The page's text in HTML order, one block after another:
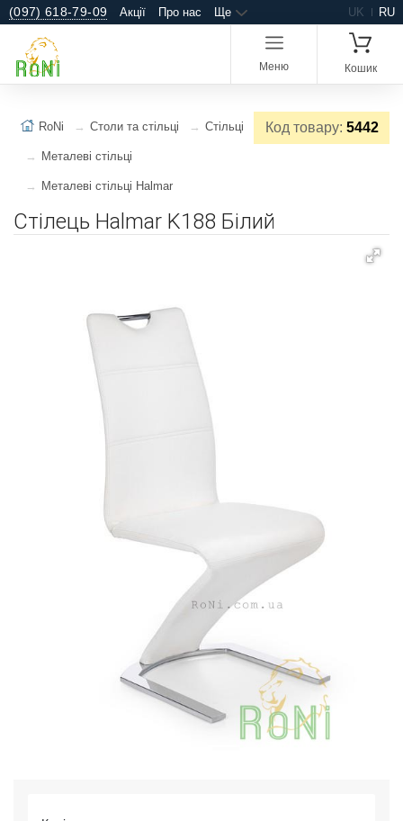
(097) 618-79-09 Акції Про нас Ще UK RU
Меню Кошик
Код товару: 5442
RoNi Столи та стільці Стільці
Металеві стільці
Металеві стільці Halmar
Стілець Halmar K188 Білий